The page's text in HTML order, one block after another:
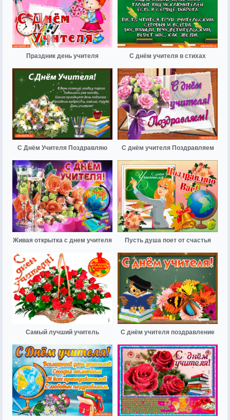
Праздник день учителя С днём учителя в стихах
С Днём Учителя Поздравляю С днём учителя Поздравляем
Живая открытка с днем учителя Пусть душа поет от счастья
Самый лучший учитель С днём учителя поздравление